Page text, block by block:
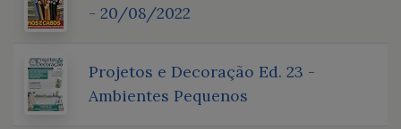
- 20/08/2022
Projetos e Decoração Ed. 23 -
Ambientes Pequenos